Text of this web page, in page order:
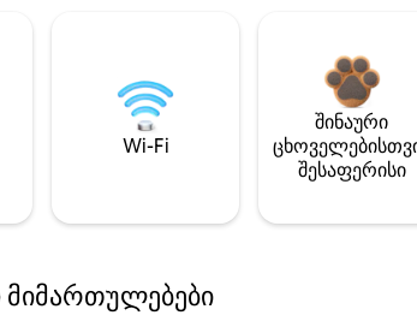
Wi-Fi
შინაური
შესაფერისი
მიმართულებები